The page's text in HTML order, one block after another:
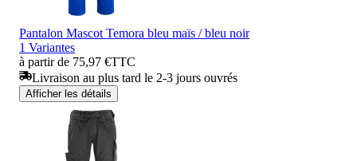
Pantalon Mascot Temora bleu maïs / bleu noir
1 Variantes
à partir de 75,97 €TTC
Livraison au plus tard le 2-3 jours ouvrés
Afficher les détails